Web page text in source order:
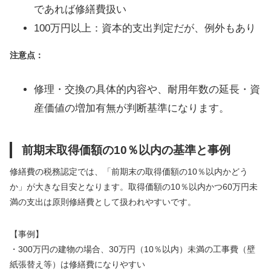
であれば修繕費扱い
100万円以上：資本的支出判定だが、例外もあり
注意点：
修理・交換の具体的内容や、耐用年数の延長・資
産価値の増加有無が判断基準になります。
前期末取得価額の10％以内の基準と事例
修繕費の税務認定では、「前期末の取得価額の10％以内かどう
か」が大きな目安となります。取得価額の10％以内かつ60万円未
満の支出は原則修繕費として扱われやすいです。
【事例】
・300万円の建物の場合、30万円（10％以内）未満の工事費（壁
紙張替え等）は修繕費になりやすい